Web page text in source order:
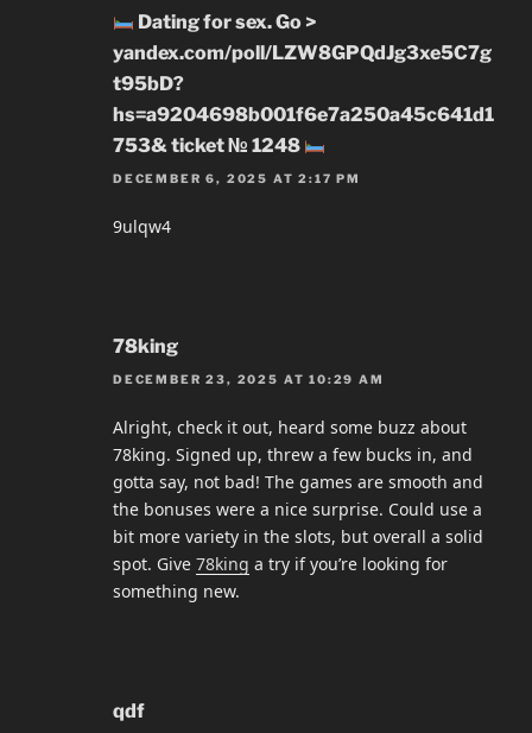
Dating for sex. Go >
yandex.com/poll/LZW8GPQdJg3xe5C7g
t95bD?
hs=a9204698b001f6e7a250a45c641d1
753& ticket № 1248
DECEMBER 6, 2025 AT 2:17 PM
9ulqw4
78king
DECEMBER 23, 2025 AT 10:29 AM
Alright, check it out, heard some buzz about
78king. Signed up, threw a few bucks in, and
gotta say, not bad! The games are smooth and
the bonuses were a nice surprise. Could use a
bit more variety in the slots, but overall a solid
spot. Give 78king a try if you’re looking for
something new.
qdf